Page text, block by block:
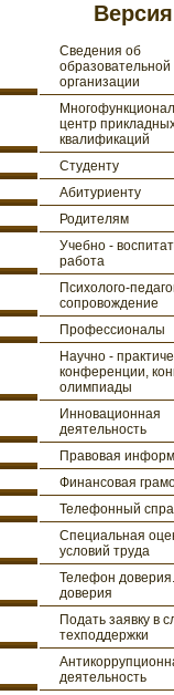
Сведения об
образовательной
организации
центр
квалификаций
Студенту
Абитуриенту
Родителям
Учебно -
работа
Психолого-
сопровождение
Профессионалы
Научно -
конференции,
олимпиады
Инновационная
деятельность
Правовая
Финансовая
Телефонный
Специальная
условий труда
Телефон
доверия
Подать заявку в
техподдержки
деятельность